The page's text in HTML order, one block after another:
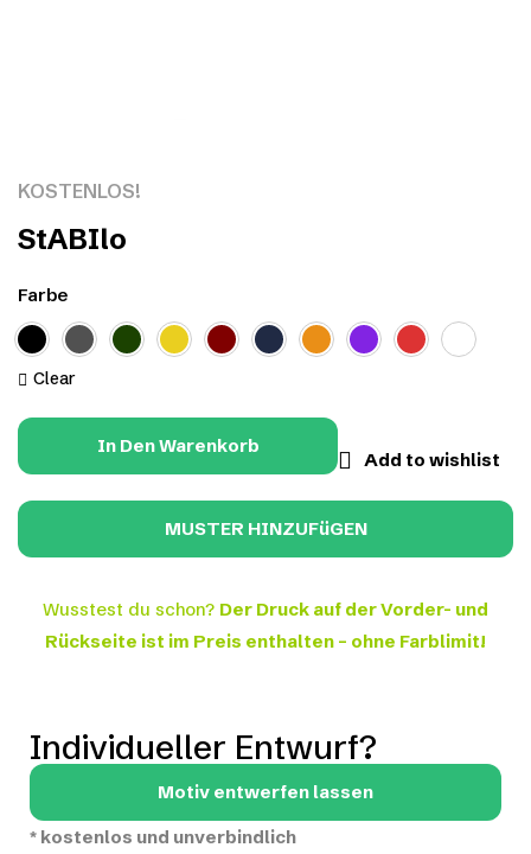
KOSTENLOS!
StABIlo
Farbe
Clear
In Den Warenkorb
Add to wishlist
Wusstest du schon? Der Druck auf der Vorder- und
Rückseite ist im Preis enthalten – ohne Farblimit!
Individueller Entwurf?
Motiv entwerfen lassen
* kostenlos und unverbindlich